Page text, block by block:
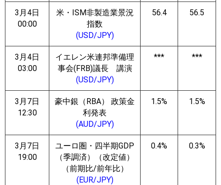
3月4日
00:00
米・ISM非製造業景況
指数
(USD/JPY)
56.4 56.5
3月4日
03:00
イエレン米連邦準備理
事会(FRB)議長 講演
(USD/JPY)
*** ***
3月7日
12:30
豪中銀（RBA） 政策金
利発表
(AUD/JPY)
1.5% 1.5%
3月7日
19:00
ユーロ圏・四半期GDP
（季調済）（改定値）
（前期比/前年比）
(EUR/JPY)
0.4% 0.3%